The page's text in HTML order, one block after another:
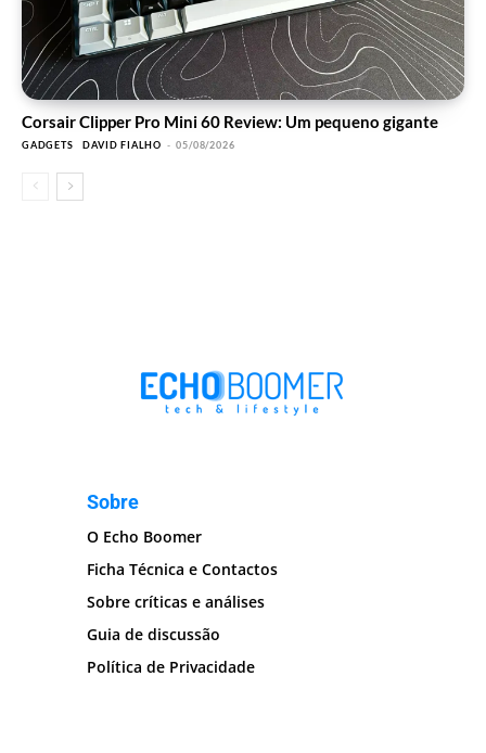
Corsair Clipper Pro Mini 60 Review: Um pequeno gigante
GADGETS DAVID FIALHO - 05/08/2026
Sobre
O Echo Boomer
Ficha Técnica e Contactos
Sobre críticas e análises
Guia de discussão
Política de Privacidade